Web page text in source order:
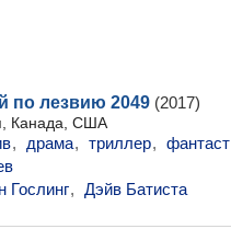
по лезвию 2049 (2017)
Канада, США
, драма, триллер,
Гослинг, Дэйв Батиста